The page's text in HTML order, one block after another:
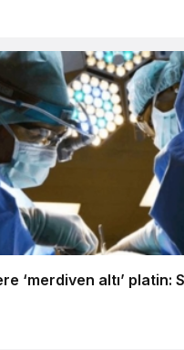
‘merdiven altı’ platin: